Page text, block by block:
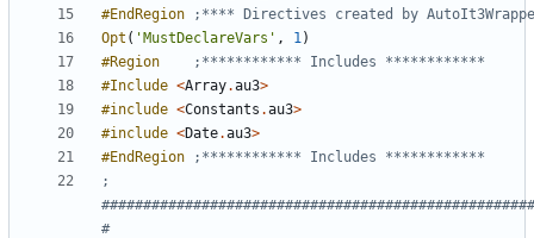
#EndRegion
Opt ( 'MustDeclareVars' , 1 )
#Region
#Include <Array.au3>
#include <Constants .au3>
#include <Date.au3>
#EndRegion
;